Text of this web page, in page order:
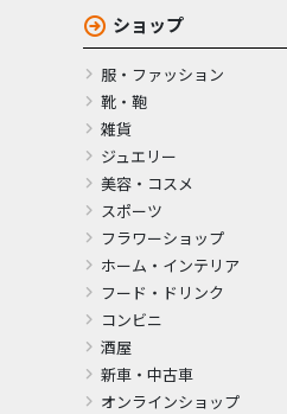
ショップ
服・ファッション
靴・鞄
雑貨
ジュエリー
美容・コスメ
スポーツ
フラワーショップ
ホーム・インテリア
フード・ドリンク
コンビニ
酒屋
新車・中古車
オンラインショップ